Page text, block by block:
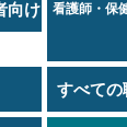
向け
看護師・保
すべて